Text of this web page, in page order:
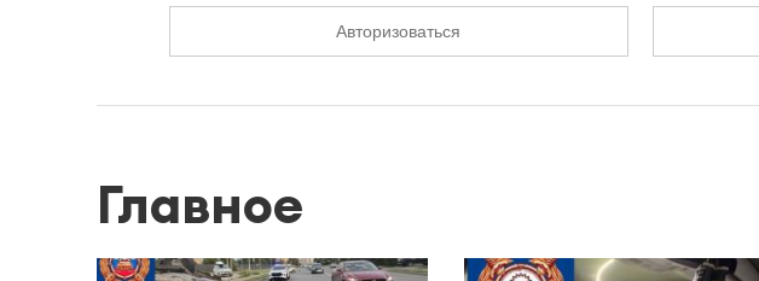
Авторизоваться
Главное